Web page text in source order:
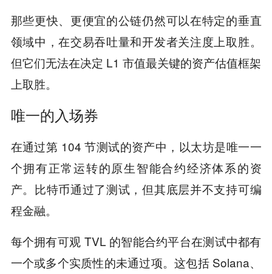
那些更快、更便宜的公链仍然可以在特定的垂直
领域中，在交易吞吐量和开发者关注度上取胜。
但它们无法在决定 L1 市值最关键的资产估值框架
上取胜。
唯一的入场券
在通过第 104 节测试的资产中，以太坊是唯一一
个拥有正常运转的原生智能合约经济体系的资
产。比特币通过了测试，但其底层并不支持可编
程金融。
每个拥有可观 TVL 的智能合约平台在测试中都有
一个或多个实质性的未通过项。这包括 Solana、